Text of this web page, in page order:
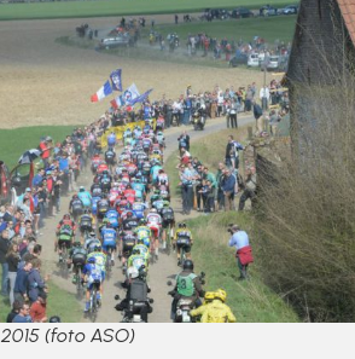
(foto ASO)